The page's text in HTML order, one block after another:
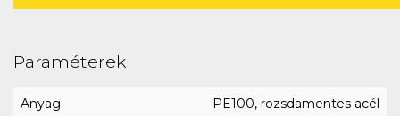
Paraméterek
Anyag PE100, rozsdamentes acél